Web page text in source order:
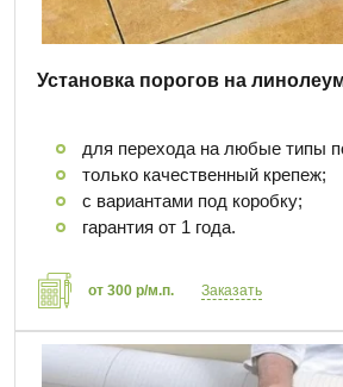
Установка порогов на
для перехода на любые типы
только качественный крепеж;
с вариантами под коробку;
гарантия от 1 года.
от 300 р/м.п. Заказать